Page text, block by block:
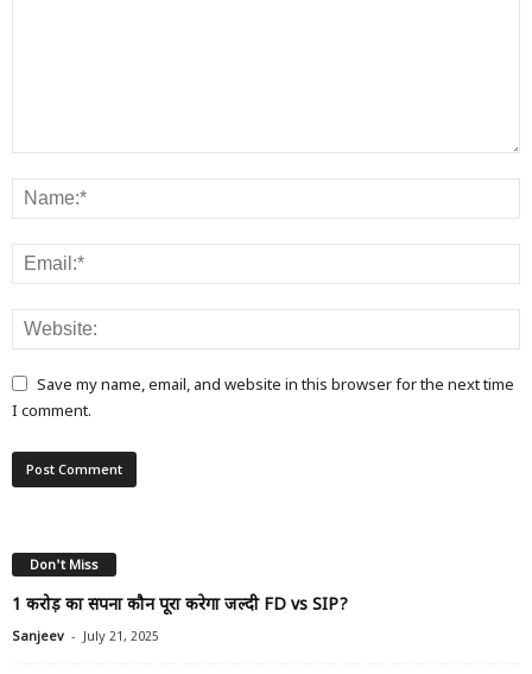
Save my name, email, and website in this browser for the next time
I comment.
Don't Miss
₹1 करोड़ का सपना कौन पूरा करेगा जल्दी FD vs SIP?
Sanjeev - July 21, 2025